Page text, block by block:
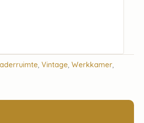
,Vintage,Werkkamer,